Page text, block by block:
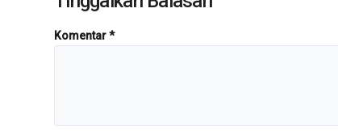
Komentar*